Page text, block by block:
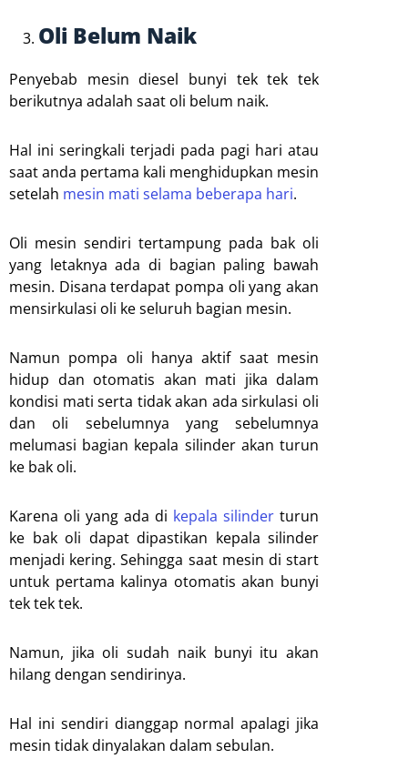
Oli Belum Naik
Penyebab mesin diesel bunyi tek tek tek
berikutnya adalah saat oli belum naik.
Hal ini seringkali terjadi pada pagi hari atau
saat anda pertama kali menghidupkan mesin
setelah mesin mati selama beberapa hari.
Oli mesin sendiri tertampung pada bak oli
yang letaknya ada di bagian paling bawah
mesin. Disana terdapat pompa oli yang akan
mensirkulasi oli ke seluruh bagian mesin.
Namun pompa oli hanya aktif saat mesin
hidup dan otomatis akan mati jika dalam
kondisi mati serta tidak akan ada sirkulasi oli
dan oli sebelumnya yang sebelumnya
melumasi bagian kepala silinder akan turun
ke bak oli.
Karena oli yang ada di kepala silinder turun
ke bak oli dapat dipastikan kepala silinder
menjadi kering. Sehingga saat mesin di start
untuk pertama kalinya otomatis akan bunyi
tek tek tek.
Namun, jika oli sudah naik bunyi itu akan
hilang dengan sendirinya.
Hal ini sendiri dianggap normal apalagi jika
mesin tidak dinyalakan dalam sebulan.